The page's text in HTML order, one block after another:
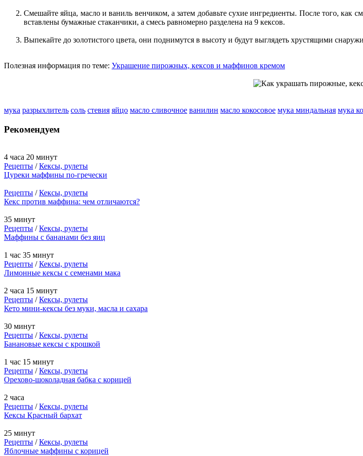
Смешайте яйца, масло и ваниль венчиком, а затем добавьте сухие ингредиенты. После того, как
вставлены бумажные стаканчики, а смесь равномерно разделена на 9 кексов.
Выпекайте до золотистого цвета, они поднимутся в высоту и будут выглядеть хрустящими
Полезная информация по теме: Украшение пирожных, кексов и маффинов кремом
мука разрыхлитель соль стевия яйцо масло сливочное ванилин масло кокосовое мука миндальная мука
Рекомендуем
4 часа 20 минут
Рецепты /Кексы, рулеты
Цуреки маффины по-гречески
Рецепты /Кексы, рулеты
Кекс против маффина: чем отличаются?
35 минут
Рецепты /Кексы, рулеты
Маффины с бананами без яиц
1 час 35 минут
Рецепты /Кексы, рулеты
Лимонные кексы с семенами мака
2 часа 15 минут
Рецепты /Кексы, рулеты
Кето мини-кексы без муки, масла и сахара
30 минут
Рецепты /Кексы, рулеты
Банановые кексы с крошкой
1 час 15 минут
Рецепты /Кексы, рулеты
Орехово-шоколадная бабка с корицей
2 часа
Рецепты /Кексы, рулеты
Кексы Красный бархат
25 минут
Рецепты /Кексы, рулеты
Яблочные маффины с корицей